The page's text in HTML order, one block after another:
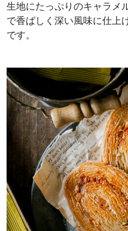
生地にたっぷりのキャラメ
で香ばしく深い風味に仕上
です。